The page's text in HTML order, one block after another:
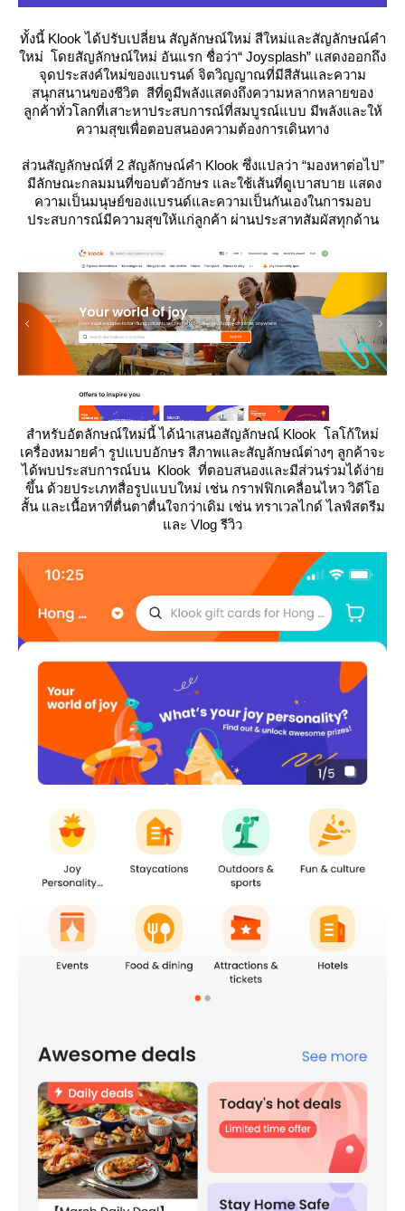
ทั้งนี้ Klook ได้ปรับเปลี่ยน สัญลักษณ์ใหม่ สีใหม่และสัญลักษณ์คำ
หม่ โดยสัญลักษณ์ใหม่ อันแรก ชื่อว่า“ Joysplash” แสดงออกถึง
จุดประสงค์ใหม่ของแบรนด์ จิตวิญญาณที่มีสีสันและความ
สนุกสนานของชีวิต สีที่ดูมีพลังแสดงถึงความหลากหลายของ
ลูกค้าทั่วโลกที่เสาะหาประสบการณ์ที่สมบูรณ์แบบ มีพลังและให้
ความสุขเพื่อตอบสนองความต้องการเดินทาง
ส่วนสัญลักษณ์ที่ 2 สัญลักษณ์คำ Klook ซึ่งแปลว่า “มองหาต่อไป”
มีลักษณะกลมมนที่ขอบตัวอักษร และใช้เส้นที่ดูเบาสบาย แสดง
ความเป็นมนุษย์ของแบรนด์และความเป็นกันเองในการมอบ
ประสบการณ์มีความสุขให้แก่ลูกค้า ผ่านประสาทสัมผัสทุกด้าน
สำหรับอัตลักษณ์ใหม่นี้ ได้นำเสนอสัญลักษณ์ Klook โลโก้ใหม่
เครื่องหมายคำ รูปแบบอักษร สีภาพและสัญลักษณ์ต่างๆ ลูกค้าจะ
ได้พบประสบการณ์บน Klook ที่ตอบสนองและมีส่วนร่วมได้ง่า
ขึ้น ด้วยประเภทสื่อรูปแบบใหม่ เช่น กราฟฟิกเคลื่อนไหว วิดีโอ
สั้น และเนื้อหาที่ตื่นตาตื่นใจกว่าเดิม เช่น ทราเวลไกด์ ไลฟ์สตรีม
ละ Vlog รีวิว